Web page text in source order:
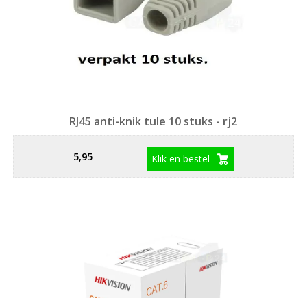
RJ45 anti-knik tule 10 stuks - rj2
5,95 Klik en bestel